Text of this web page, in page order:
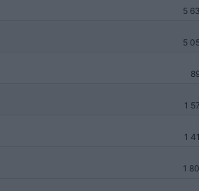
5
5
1
1
1